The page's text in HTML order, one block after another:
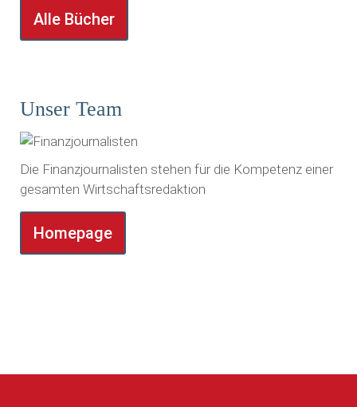
Alle Bücher
Unser Team
Die Finanzjournalisten stehen für die Kompetenz einer
gesamten Wirtschaftsredaktion
Homepage